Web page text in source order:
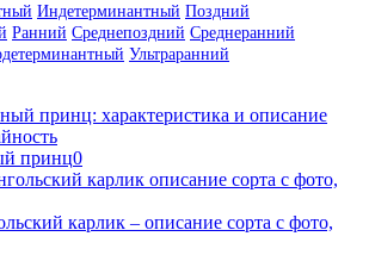
Индетерминантный Поздний
Ранний Среднепоздний Среднеранний
Ультраранний
принц0
карлик – описание сорта с фото,